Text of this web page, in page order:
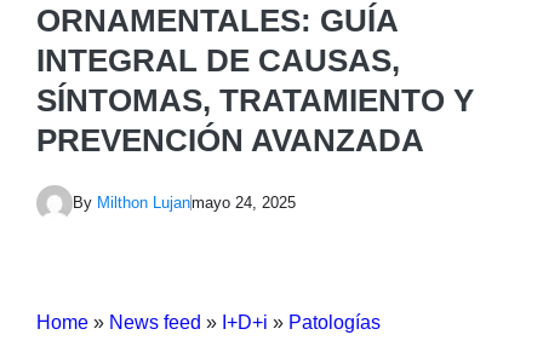
ORNAMENTALES: GUÍA
INTEGRAL DE CAUSAS,
SÍNTOMAS, TRATAMIENTO Y
PREVENCIÓN AVANZADA
By Milthon Lujanmayo 24, 2025
Home » News feed » I+D+i » Patologías